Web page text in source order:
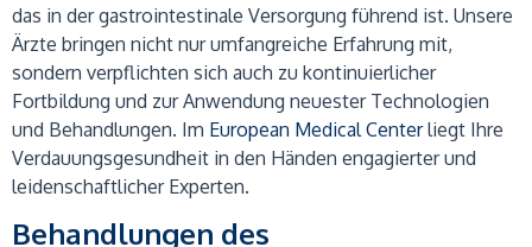
das in der gastrointestinale Versorgung führend ist. Unsere
Ärzte bringen nicht nur umfangreiche Erfahrung mit,
sondern verpflichten sich auch zu kontinuierlicher
Fortbildung und zur Anwendung neuester Technologien
und Behandlungen. Im European Medical Centerliegt Ihre
Verdauungsgesundheit in den Händen engagierter und
leidenschaftlicher Experten.
Behandlungen des